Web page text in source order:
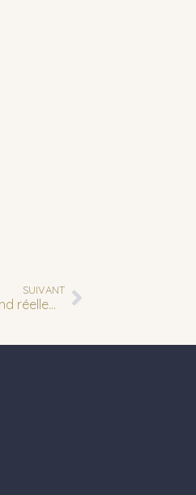
SUIVANT
Devenir coach de Pilates Reformer : ce que le marché attend réellement